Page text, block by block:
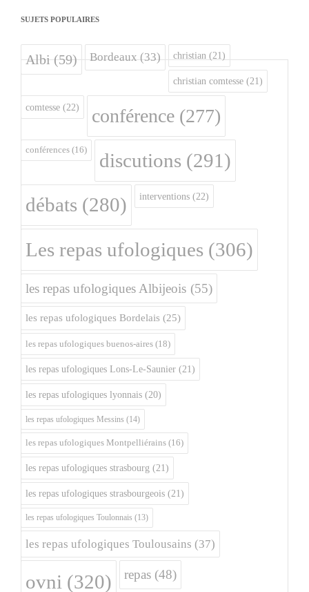
SUJETS POPULAIRES
Albi(59) Bordeaux(33) christian (21)
christian comtesse (21)
comtesse (22) conférence (277)
conférences (16) discutions (291)
débats (280) interventions (22)
Les repas ufologiques (306)
les repas ufologiques Albijeois (55)
les repas ufologiques Bordelais (25)
les repas ufologiques buenos-aires (18)
les repas ufologiques Lons-Le-Saunier (21)
les repas ufologiques lyonnais (20)
les repas ufologiques Messins (14)
les repas ufologiques Montpelliérains (16)
les repas ufologiques strasbourg (21)
les repas ufologiques strasbourgeois (21)
les repas ufologiques Toulonnais (13)
les repas ufologiques Toulousains (37)
ovni (320) repas (48)